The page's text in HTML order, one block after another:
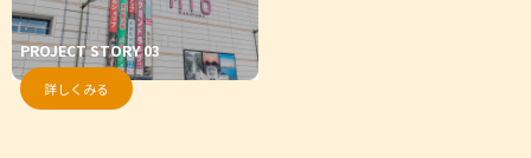
PROJECT STORY 03
詳しくみる